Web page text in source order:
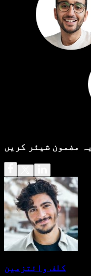
یہ مضمون شیئر کریں
کلف وائتزمین